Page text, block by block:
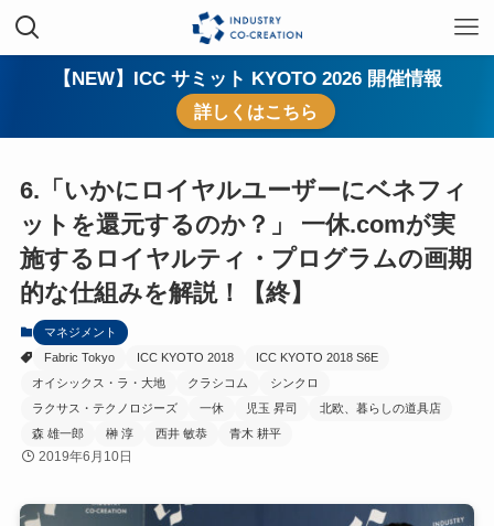
【NEW】ICC サミット KYOTO 2026 開催情報
詳しくはこちら
6.「いかにロイヤルユーザーにベネフィ
ットを還元するのか？」 一休.comが実
施するロイヤルティ・プログラムの画期
的な仕組みを解説！【終】
マネジメント
Fabric Tokyo
ICC KYOTO 2018
ICC KYOTO 2018 S6E
オイシックス・ラ・大地
クラシコム
シンクロ
ラクサス・テクノロジーズ
一休 児玉 昇司
北欧、暮らしの道具店
森 雄一郎
榊 淳 西井 敏恭 青木 耕平
2019年6月10日